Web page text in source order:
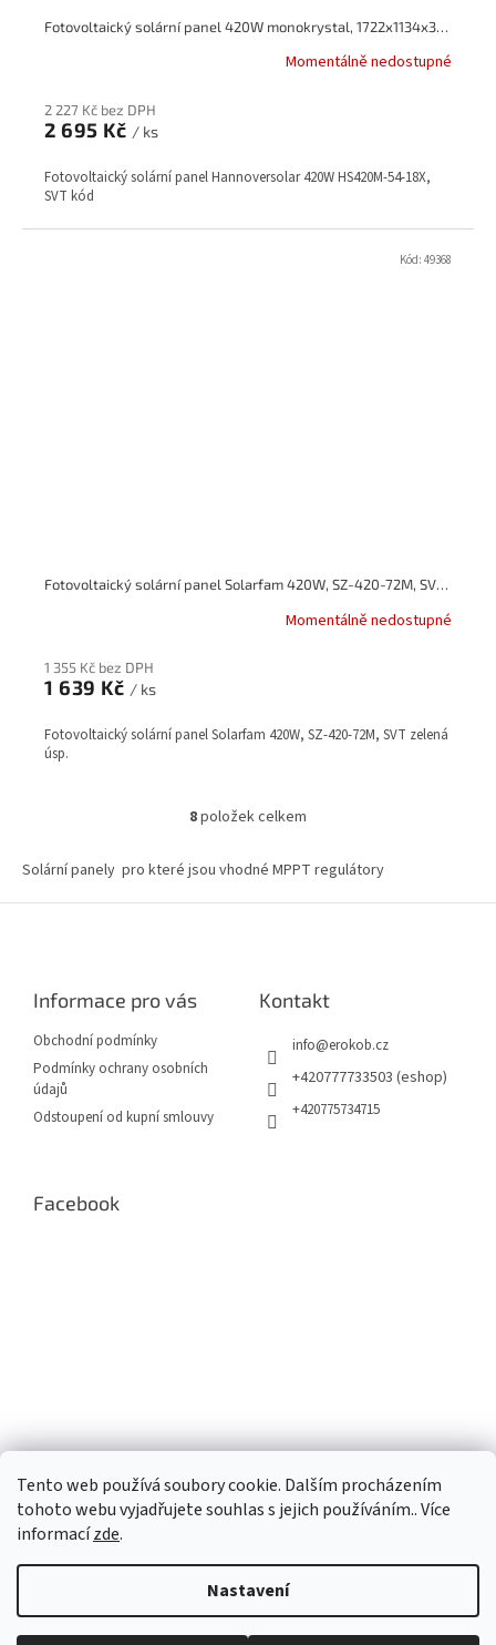
Tento web používá soubory cookie. Dalším procházením
tohoto webu vyjadřujete souhlas s jejich používáním.. Více
informacízde.
Nastavení
Fotovoltaický solární panel 420W monokrystal, 1722x1134x30mm
Momentálně nedostupné
2 227 Kč bez DPH
2 695 Kč / ks
Fotovoltaický solární panel Hannoversolar 420W HS420M-54-18X,
SVT kód
Fotovoltaický solární panel Solarfam 420W, SZ-420-72M, SVT zelená úsp.
Momentálně nedostupné
1 355 Kč bez DPH
1 639 Kč / ks
Fotovoltaický solární panel Solarfam 420W, SZ-420-72M, SVT zelená
úsp.
Kód: 49368
O
l
d
8položek celkem
Solární panely pro které jsou vhodné MPPT regulátory
Informace pro vás
Obchodní podmínky
Podmínky ochrany osobních
údajů
Odstoupení od kupní smlouvy
Kontakt
info@erokob.cz
+420777733503 (eshop)
+420775734715
Facebook
Vytvořil Shoptet